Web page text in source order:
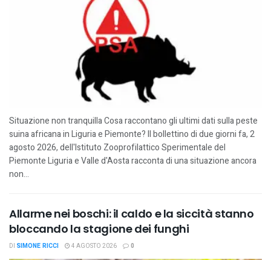
Situazione non tranquilla Cosa raccontano gli ultimi dati sulla peste
suina africana in Liguria e Piemonte? Il bollettino di due giorni fa, 2
agosto 2026, dell'Istituto Zooprofilattico Sperimentale del
Piemonte Liguria e Valle d'Aosta racconta di una situazione ancora
non...
Allarme nei boschi: il caldo e la siccità stanno
bloccando la stagione dei funghi
DI SIMONE RICCI 4 AGOSTO 2026 0